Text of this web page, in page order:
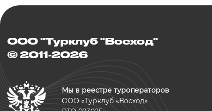
ООО "Турклуб "Восход"
© 2011-2026
Мы в реестре туроператоров
ООО «Турклуб «Восход»